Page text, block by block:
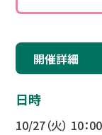
開催詳細
日時
10/27（火） 10：